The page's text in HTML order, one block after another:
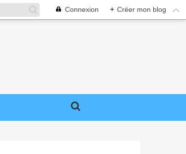
Connexion + Créer mon blog